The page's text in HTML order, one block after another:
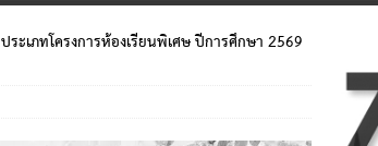
ะเภทโครงการห้องเรียนพิเศษ ปีการศึกษา 2569